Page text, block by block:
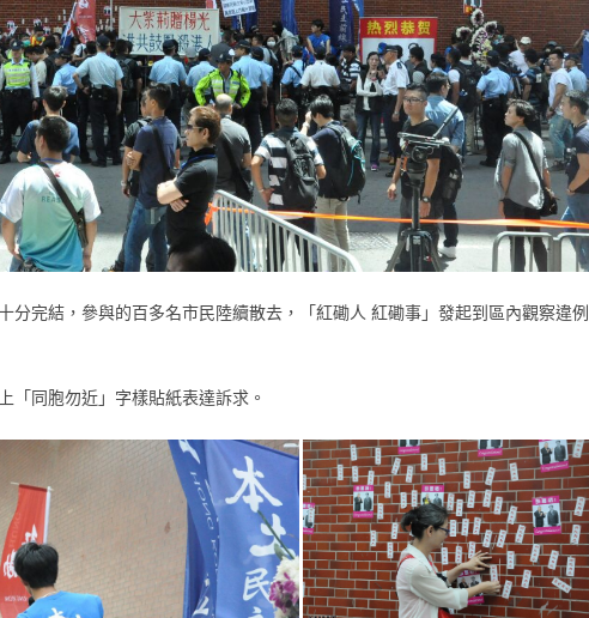
分完結，參與的百多名市民陸續散去，「紅磡人 紅磡事」發起到區內觀察違例
「同胞勿近」字樣貼紙表達訴求。